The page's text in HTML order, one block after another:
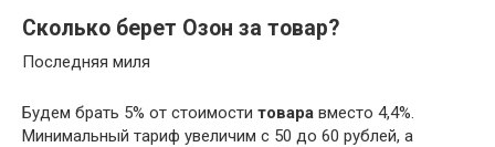
Сколько берет Озон за товар?
Последняя миля
Будем брать 5% от стоимости товара вместо 4,4%.
Минимальный тариф увеличим с 50 до 60 рублей, а